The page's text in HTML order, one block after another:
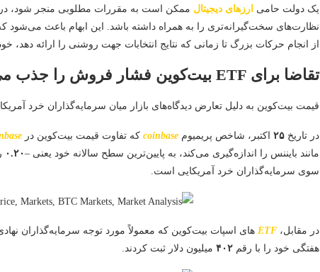
یک دولت حامی ارزهای دیجیتال ممکن است به مقررات مطلوبی منجر شود،
نظارت‌های سخت‌گیرانه‌تری را به همراه داشته باشد. این ابهام باعث می‌شود
از انجام حرکات بزرگ تا زمانی که نتایج انتخابات جهت روشنی را ارائه دهد،
تقاضا برای ETF بیت‌کوین فشار فروش را جذب می‌کند
قیمت بیت‌کوین به دلیل تعارض دیدگاه‌های بازار میان سرمایه‌گذاران خرد
در تاریخ۲۵ اکتبر، شاخص پریمیومcoinbase که تفاوت قیمت بیت‌کوین در
مانند بایننس را اندازه‌گیری می‌کند، به پایین‌ترین سطح سالانه خود یعنی – ۰.۲۰
سوی سرمایه‌گذاران خرد آمریکایی است.
در مقابل،ETF های اسپات بیت‌کوین که معمولاً مورد توجه سرمایه‌گذاران نهادی
هفتگی خود را با رقم۴۰۲ میلیون دلار ثبت کردند.